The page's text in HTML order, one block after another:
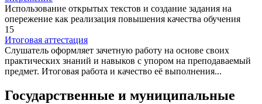
Использование открытых текстов и создание задания на
опережение как реализация повышения качества обучения
15
Итоговая аттестация
Слушатель оформляет зачетную работу на основе своих
практических знаний и навыков с упором на преподаваемый
предмет. Итоговая работа и качество её выполнения...
Государственные и муниципальные